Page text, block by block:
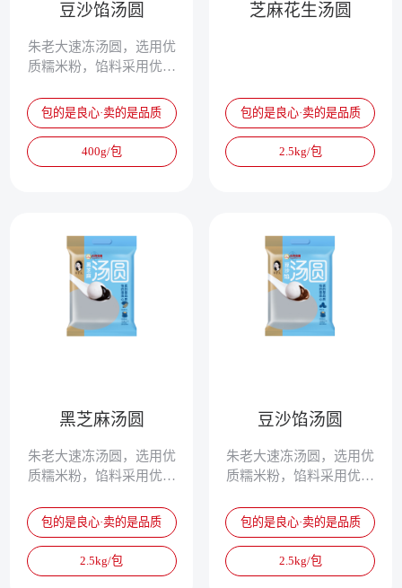
豆沙馅汤圆
朱老大速冻汤圆，选用优
质糯米粉，馅料采用优质
汤圆更加营养丰富，速冻
以后锁住了汤圆的营养成
分，食用更加便捷。中医
历来将汤圆视为可补虚、
包的是良心·卖的是品质
400g/包
芝麻花生汤圆
包的是良心·卖的是品质
2.5kg/包
黑芝麻汤圆
朱老大速冻汤圆，选用优
质糯米粉，馅料采用优质
汤圆更加营养丰富，速冻
以后锁住了汤圆的营养成
分，食用更加便捷。中医
历来将汤圆视为可补虚、
包的是良心·卖的是品质
2.5kg/包
豆沙馅汤圆
朱老大速冻汤圆，选用优
质糯米粉，馅料采用优质
汤圆更加营养丰富，速冻
以后锁住了汤圆的营养成
分，食用更加便捷。中医
历来将汤圆视为可补虚、
包的是良心·卖的是品质
2.5kg/包